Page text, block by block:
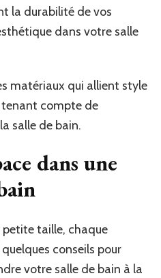
la durabilité de vos
dans votre salle
matériaux qui allient style
compte de
salle de bain.
dans une
petite taille, chaque
conseils pour
votre salle de bain à la